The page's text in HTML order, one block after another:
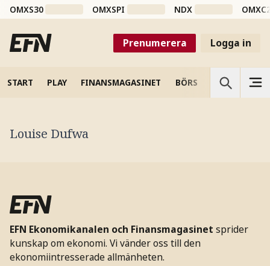
OMXS30 OMXSPI NDX
Prenumerera Logga in
START PLAY FINANSMAGASINET BÖRS VETENSKAP
Louise Dufwa
EFN Ekonomikanalen och Finansmagasinet sprider
kunskap om ekonomi. Vi vänder oss till den
ekonomiintresserade allmänheten.